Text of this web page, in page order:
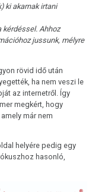
ki akarnak irtani
kérdéssel. Ahhoz
jussunk, mélyre
rövid idő után
ha nem veszi le
az internetről. Így
megkért, hogy
már nem
helyére pedig egy
hasonló,